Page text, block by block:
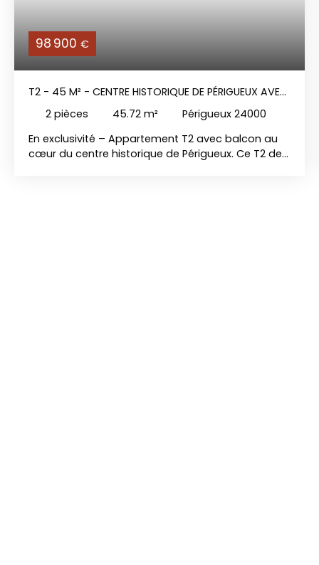
98 900 €
T2 - 45 M² - CENTRE HISTORIQUE DE PÉRIGUEUX AVEC
BALCON
2 pièces 45.72 m²
Périgueux 24000
En exclusivité – Appartement T2 avec balcon au
cœur du centre historique de Périgueux. Ce T2 de